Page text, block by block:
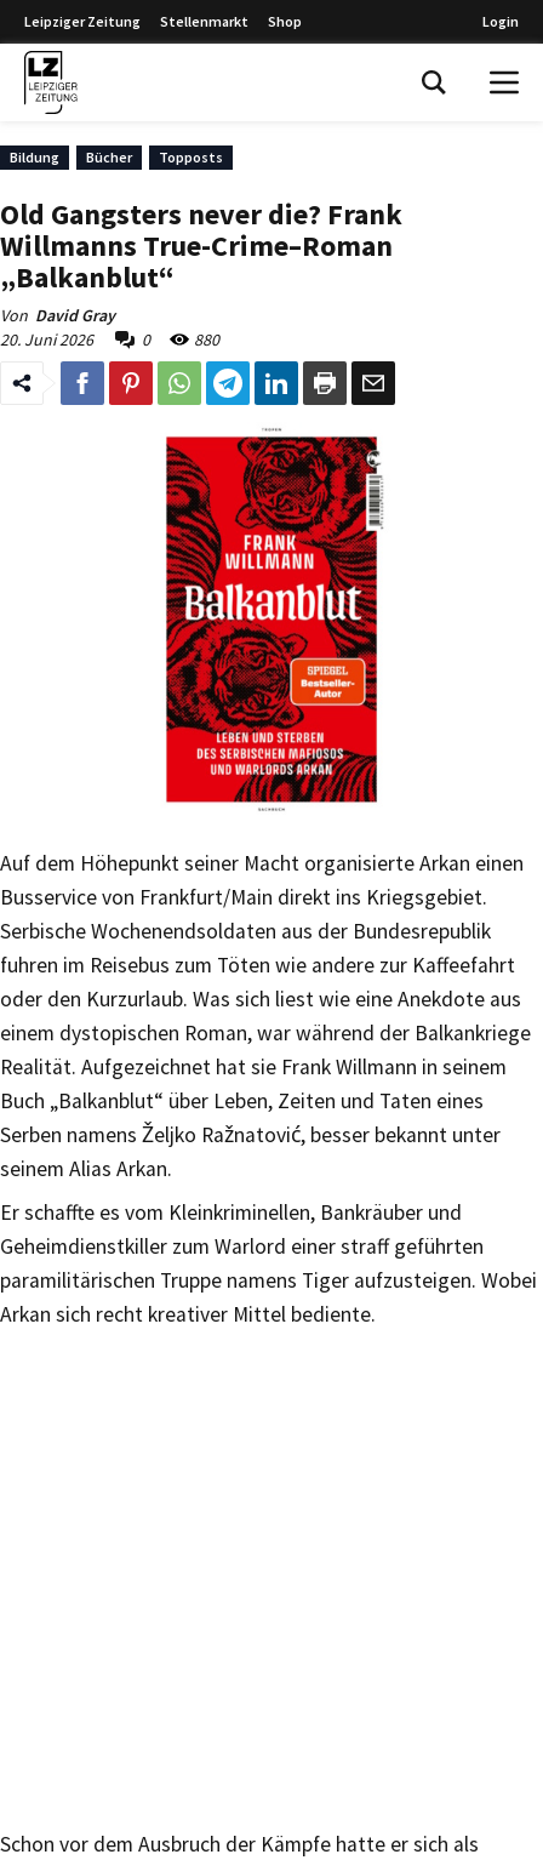
Leipziger Zeitung Stellenmarkt Shop Login
Bildung Bücher Topposts
Old Gangsters never die? Frank
Willmanns True-Crime–Roman
„Balkanblut“
Von David Gray
20. Juni 2026
0 880
Auf dem Höhepunkt seiner Macht organisierte Arkan einen
Busservice von Frankfurt/Main direkt ins Kriegsgebiet.
Serbische Wochenendsoldaten aus der Bundesrepublik
fuhren im Reisebus zum Töten wie andere zur Kaffeefahrt
oder den Kurzurlaub. Was sich liest wie eine Anekdote aus
einem dystopischen Roman, war während der Balkankriege
Realität. Aufgezeichnet hat sie Frank Willmann in seinem
Buch „Balkanblut“ über Leben, Zeiten und Taten eines
Serben namens Željko Ražnatović, besser bekannt unter
seinem Alias Arkan.
Er schaffte es vom Kleinkriminellen, Bankräuber und
Geheimdienstkiller zum Warlord einer straff geführten
paramilitärischen Truppe namens Tiger aufzusteigen. Wobei
Arkan sich recht kreativer Mittel bediente.
Schon vor dem Ausbruch der Kämpfe hatte er sich als